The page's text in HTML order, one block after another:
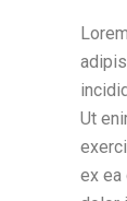
Ut
ex ea